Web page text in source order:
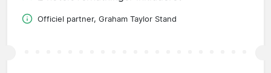
Officiel partner, Graham Taylor Stand